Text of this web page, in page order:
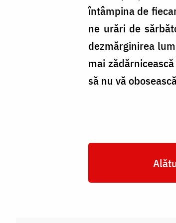
întâmpina de
ne urări de
dezmărginirea
mai
să nu vă